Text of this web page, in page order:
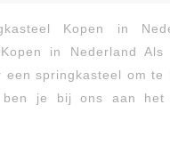
Ontdek
De
Beste
Kopen in
in Nederland
een springkasteel om te
ben je bij ons aan het